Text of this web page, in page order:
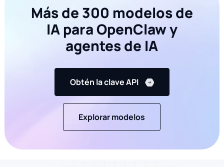
Más de 300 modelos de
IA para OpenClaw y
agentes de IA
Obtén la clave API
Explorar modelos